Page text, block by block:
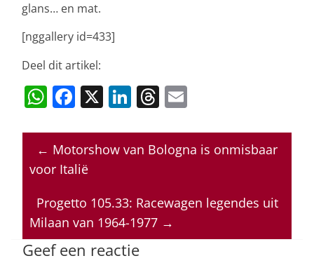
glans… en mat.
[nggallery id=433]
Deel dit artikel:
W
at
s
p
p
F
c
e
o
o
k
X Li
k
e
n
T
re
a
s
ai
l
← Motorshow van Bologna is onmisbaar
voor Italië
Progetto 105.33: Racewagen legendes uit
Milaan van 1964-1977 →
Geef een reactie